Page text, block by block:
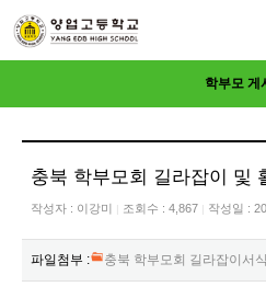
학부모 게
충북 학부모회 길라잡이 및
작성자 : 이강미 | 조회수 : 4,867 | 작성일 :
파일첨부 : 충북 학부모회 길라잡이서